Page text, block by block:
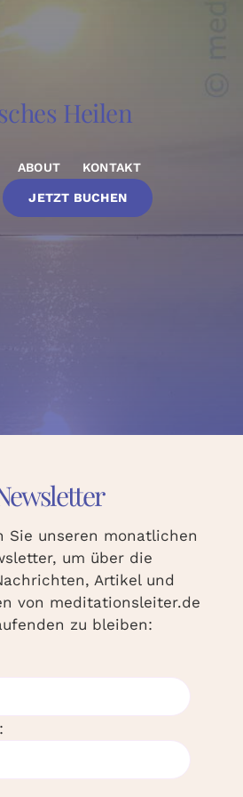
Heilen
ABOUT KONTAKT
JETZT BUCHEN
Sie unseren monatlichen
um über die
Artikel und
von meditationsleiter.de
zu bleiben: